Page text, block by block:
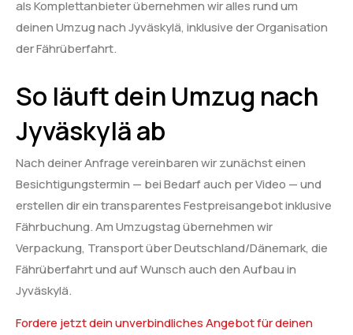
als Komplettanbieter übernehmen wir alles rund um
deinen Umzug nach Jyväskylä, inklusive der Organisation
der Fährüberfahrt.
So läuft dein Umzug nach
Jyväskylä ab
Nach deiner Anfrage vereinbaren wir zunächst einen
Besichtigungstermin — bei Bedarf auch per Video — und
erstellen dir ein transparentes Festpreisangebot inklusive
Fährbuchung. Am Umzugstag übernehmen wir
Verpackung, Transport über Deutschland/Dänemark, die
Fährüberfahrt und auf Wunsch auch den Aufbau in
Jyväskylä.
Fordere jetzt dein unverbindliches Angebot für deinen